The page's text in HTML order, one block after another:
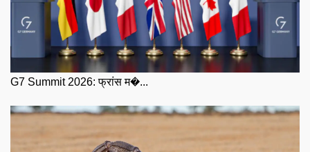
G7 Summit 2026: फ्रांस म�...